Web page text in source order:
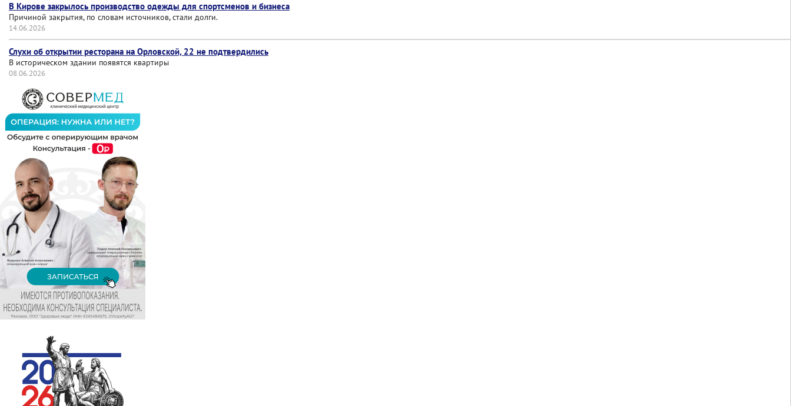
В Кирове закрылось производство одежды для спортсменов и бизнеса
Причиной закрытия, по словам источников, стали долги.
14.06.2026
Слухи об открытии ресторана на Орловской, 22 не подтвердились
В историческом здании появятся квартиры
08.06.2026